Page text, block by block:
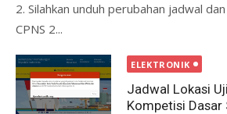
2. Silahkan unduh perubahan jadwal
CPNS 2...
ELEKTRONIK
Jadwal Lokasi
Kompetisi Dasar